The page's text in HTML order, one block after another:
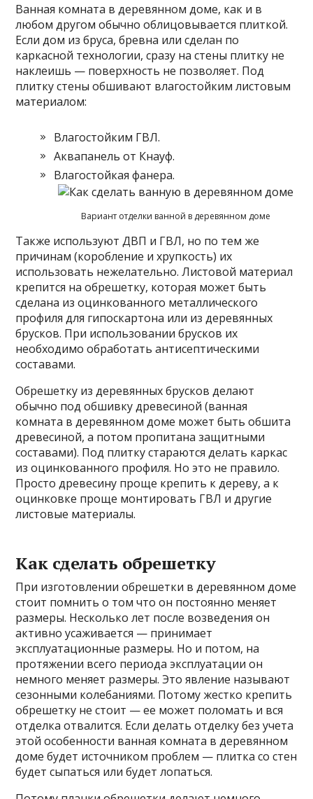
Ванная комната в деревянном доме, как и в
любом другом обычно облицовывается плиткой.
Если дом из бруса, бревна или сделан по
каркасной технологии, сразу на стены плитку не
наклеишь — поверхность не позволяет. Под
плитку стены обшивают влагостойким листовым
материалом:
Влагостойким ГВЛ.
Аквапанель от Кнауф.
Влагостойкая фанера.
Вариант отделки ванной в деревянном доме
Также используют ДВП и ГВЛ, но по тем же
причинам (коробление и хрупкость) их
использовать нежелательно. Листовой материал
крепится на обрешетку, которая может быть
сделана из оцинкованного металлического
профиля для гипоскартона или из деревянных
брусков. При использовании брусков их
необходимо обработать антисептическими
составами.
Обрешетку из деревянных брусков делают
обычно под обшивку древесиной (ванная
комната в деревянном доме может быть обшита
древесиной, а потом пропитана защитными
составами). Под плитку стараются делать каркас
из оцинкованного профиля. Но это не правило.
Просто древесину проще крепить к дереву, а к
оцинковке проще монтировать ГВЛ и другие
листовые материалы.
Как сделать обрешетку
При изготовлении обрешетки в деревянном доме
стоит помнить о том что он постоянно меняет
размеры. Несколько лет после возведения он
активно усаживается — принимает
эксплуатационные размеры. Но и потом, на
протяжении всего периода эксплуатации он
немного меняет размеры. Это явление называют
сезонными колебаниями. Потому жестко крепить
обрешетку не стоит — ее может поломать и вся
отделка отвалится. Если делать отделку без учета
этой особенности ванная комната в деревянном
доме будет источником проблем — плитка со стен
будет сыпаться или будет лопаться.